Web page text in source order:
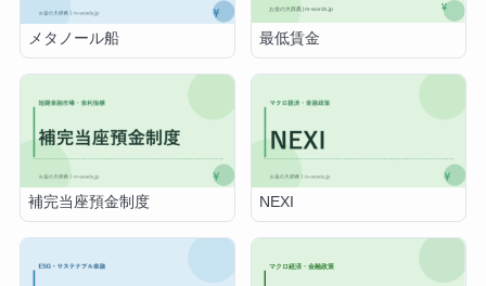
メタノール船 最低賃金
補完当座預金制度 NEXI